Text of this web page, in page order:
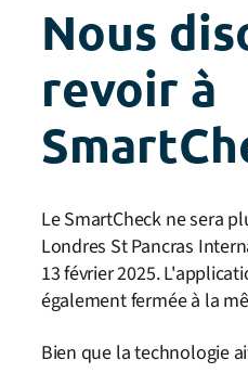
Nous
revoir à
Le SmartCheck ne sera
Londres St Pancras
13 février 2025.
également fermée à la
Bien que la technologie